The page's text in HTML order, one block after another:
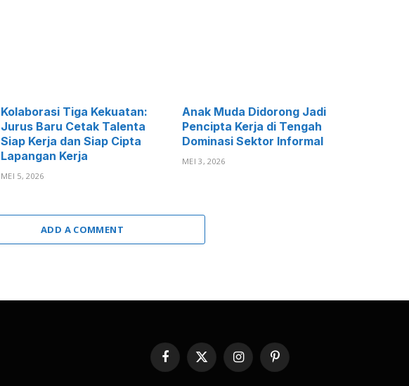
Kolaborasi Tiga Kekuatan:
Jurus Baru Cetak Talenta
Siap Kerja dan Siap Cipta
Lapangan Kerja
MEI 5, 2026
Anak Muda Didorong Jadi
Pencipta Kerja di Tengah
Dominasi Sektor Informal
MEI 3, 2026
ADD A COMMENT
Facebook
X
(Twitter)
InstagramPinterest